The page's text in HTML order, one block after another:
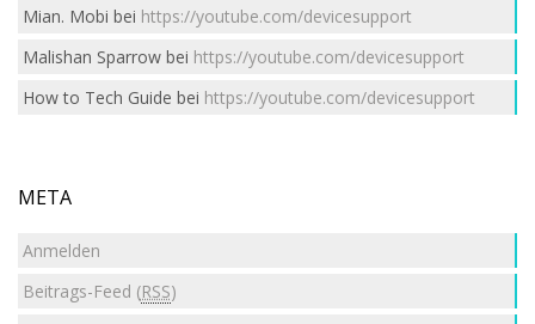
Mian. Mobi bei https://youtube.com/devicesupport
Malishan Sparrowbei https://youtube.com/devicesupport
How to Tech Guide bei https://youtube.com/devicesupport
META
Anmelden
Beitrags-Feed (RSS)